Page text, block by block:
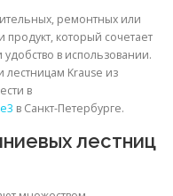
ремонтных или
продукт, который сочетает
в использовании.
лестницам Krause из
в
в Санкт-Петербурге.
лестниц